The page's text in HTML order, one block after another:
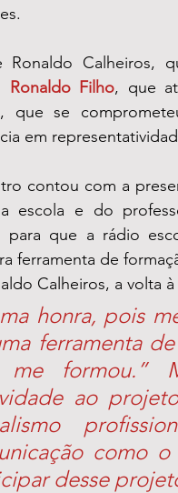
Ronaldo Calheiros,
Ronaldo Filho, que
que se
em
contou com a
escola e do
para que a rádio
ferramenta de
Calheiros, a volta
honra, pois
ferramenta
me formou.”
ao
como o
desse